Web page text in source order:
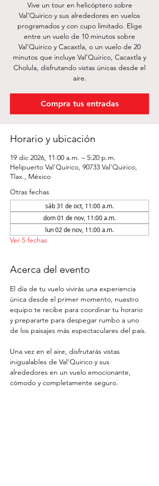
Vive un tour en helicóptero sobre
Val’Quirico y sus alrededores en vuelos
programados y con cupo limitado. Elige
entre un vuelo de 10 minutos sobre
Val’Quirico y Cacaxtla, o un vuelo de 20
minutos que incluye Val’Quirico, Cacaxtla y
Cholula, disfrutando vistas únicas desde el
aire.
Compra tus entradas
Horario y ubicación
19 dic 2026, 11:00 a.m. – 5:20 p.m.
Helipuerto Val'Quirico, 90733 Val'Quirico,
Tlax., México
Otras fechas
sáb 31 de oct, 11:00 a.m.
dom 01 de nov, 11:00 a.m.
lun 02 de nov, 11:00 a.m.
Ver 5 fechas
Acerca del evento
El día de tu vuelo vivirás una experiencia
única desde el primer momento, nuestro
equipo te recibe para coordinar tu horario
y prepararte para despegar rumbo a uno
de los paisajes más espectaculares del país.
Una vez en el aire, disfrutarás vistas
inigualables de Val’Quirico y sus
alrededores en un vuelo emocionante,
cómodo y completamente seguro.